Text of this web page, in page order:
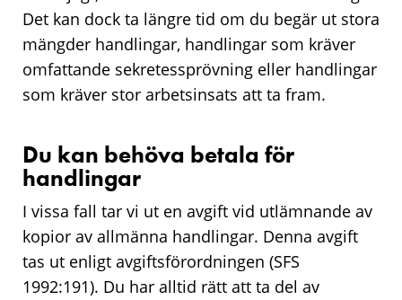
Det kan dock ta längre tid om du begär ut stora
mängder handlingar, handlingar som kräver
omfattande sekretessprövning eller handlingar
som kräver stor arbetsinsats att ta fram.
Du kan behöva betala för
handlingar
I vissa fall tar vi ut en avgift vid utlämnande av
kopior av allmänna handlingar. Denna avgift
tas ut enligt avgiftsförordningen (SFS
1992:191). Du har alltid rätt att ta del av